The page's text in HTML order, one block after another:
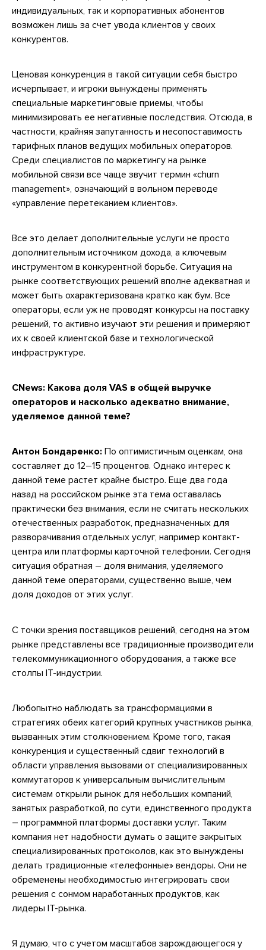
индивидуальных, так и корпоративных абонентов
возможен лишь за счет увода клиентов у своих
конкурентов.
Ценовая конкуренция в такой ситуации себя быстро
исчерпывает, и игроки вынуждены применять
специальные маркетинговые приемы, чтобы
минимизировать ее негативные последствия. Отсюда, в
частности, крайняя запутанность и несопоставимость
тарифных планов ведущих мобильных операторов.
Среди специалистов по маркетингу на рынке
мобильной связи все чаще звучит термин «churn
management», означающий в вольном переводе
«управление перетеканием клиентов».
Все это делает дополнительные услуги не просто
дополнительным источником дохода, а ключевым
инструментом в конкурентной борьбе. Ситуация на
рынке соответствующих решений вполне адекватная и
может быть охарактеризована кратко как бум. Все
операторы, если уж не проводят конкурсы на поставку
решений, то активно изучают эти решения и примеряют
их к своей клиентской базе и технологической
инфраструктуре.
CNews: Какова доля VAS в общей выручке
операторов и насколько адекватно внимание,
уделяемое данной теме?
Антон Бондаренко: По оптимистичным оценкам, она
составляет до 12–15 процентов. Однако интерес к
данной теме растет крайне быстро. Еще два года
назад на российском рынке эта тема оставалась
практически без внимания, если не считать нескольких
отечественных разработок, предназначенных для
разворачивания отдельных услуг, например контакт-
центра или платформы карточной телефонии. Сегодня
ситуация обратная – доля внимания, уделяемого
данной теме операторами, существенно выше, чем
доля доходов от этих услуг.
С точки зрения поставщиков решений, сегодня на этом
рынке представлены все традиционные производители
телекоммуникационного оборудования, а также все
столпы IT-индустрии.
Любопытно наблюдать за трансформациями в
стратегиях обеих категорий крупных участников рынка,
вызванных этим столкновением. Кроме того, такая
конкуренция и существенный сдвиг технологий в
области управления вызовами от специализированных
коммутаторов к универсальным вычислительным
системам открыли рынок для небольших компаний,
занятых разработкой, по сути, единственного продукта
– программной платформы доставки услуг. Таким
компания нет надобности думать о защите закрытых
специализированных протоколов, как это вынуждены
делать традиционные «телефонные» вендоры. Они не
обременены необходимостью интегрировать свои
решения с сонмом наработанных продуктов, как
лидеры IT-рынка.
Я думаю, что с учетом масштабов зарождающегося у